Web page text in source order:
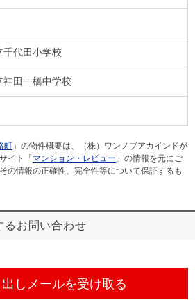
千代田小学校
神田一橋中学校
町 」の物件概要は、（株）ワンノブアカインドが
イト「 マンション・レビュー 」の情報を元にご
の情報の正確性、完全性等について保証するも
るお問い合わせ
しメールを受け取る